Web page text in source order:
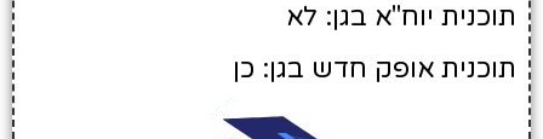
תוכנית יוח"א בגן: לא
תוכנית אופק חדש בגן: כן